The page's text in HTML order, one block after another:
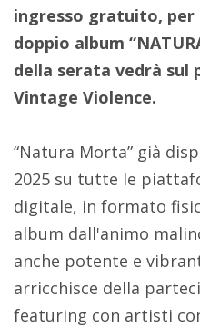
ingresso gratuito,
doppio album
della serata vedrà sul
Vintage Violence.
“Natura Morta” già
2025 su tutte le
digitale, in formato
album dall'animo
anche potente e
arricchisce della
featuring con artisti